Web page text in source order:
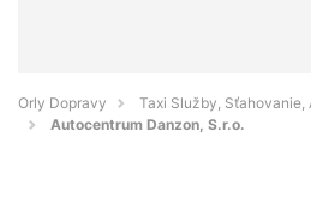
Orly Dopravy
Taxi Služby,
Autocentrum Danzon, S.r.o.